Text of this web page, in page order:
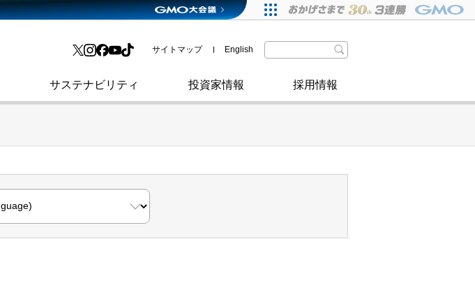
渋谷フクラス入館方法
取材のお申し込みについて
その他
サステナビリティ
SDGsへの取り組み
政府・自治体からの認定
投資家情報
格付・社債情報
採用情報
サイトマップ English